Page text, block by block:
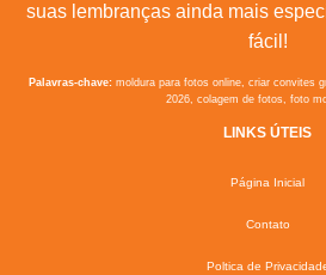
suas lembranças ainda mais
fácil!
Palavras-chave:moldura para fotos online, criar convites
2026, colagem de fotos, foto
LINKS ÚTEIS
Página Inicial
Contato
Poltica de